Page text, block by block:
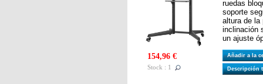
ruedas
soporte
altura de la
inclinación
un ajuste
154,96 €
Stock : 1
Añadir a la
Descripción